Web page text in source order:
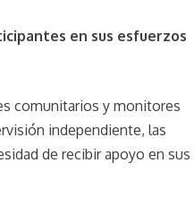
en sus esfuerzos
comunitarios y monitores
independiente, las
de recibir apoyo en sus